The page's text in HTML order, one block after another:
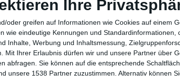
Ihre
oder greifen auf Informationen wie Cookies auf einem
wie eindeutige Kennungen und Standardinformationen,
Inhalte, Werbung und Inhaltsmessung,
Mit Ihrer Erlaubnis dürfen wir und unsere Partner über
abfragen. Sie können auf die entsprechende
unsere 1538 Partner zuzustimmen. Alternativ können
The Book of Unwritten Tales: Die
Vieh Chroniken – Teaser-Trailer
zum Point-and-Click-Adventure
veröffentlicht
20.08.2011